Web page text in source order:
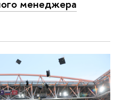
менеджера